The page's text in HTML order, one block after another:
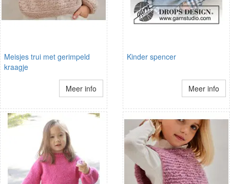
Meisjes trui met gerimpeld
kraagje
Meer info
Kinder spencer
Meer info